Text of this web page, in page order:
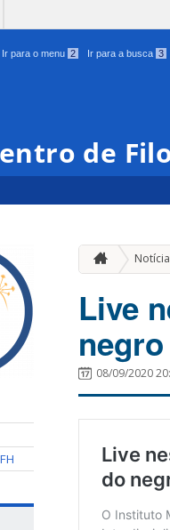
Ir para o menu 2 Ir para a busca 3
de
Live
08/09/2020